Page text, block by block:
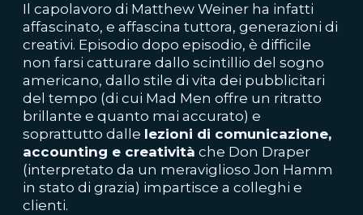
Il capolavoro di Matthew Weiner ha infatti
affascinato, e affascina tuttora, generazioni di
creativi. Episodio dopo episodio, è difficile
non farsi catturare dallo scintillio del sogno
americano, dallo stile di vita dei pubblicitari
del tempo (di cui Mad Men offre un ritratto
brillante e quanto mai accurato) e
soprattutto dalle lezioni di comunicazione,
accounting e creatività che Don Draper
(interpretato da un meraviglioso Jon Hamm
in stato di grazia) impartisce a colleghi e
clienti.